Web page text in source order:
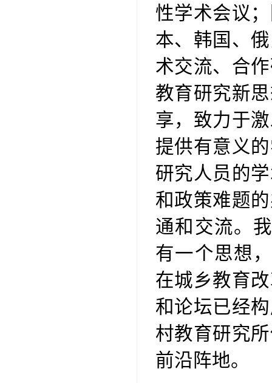
性学术会议
本、韩国、
术交流、合
教育研究新
享，致力于
提供有意义
研究人员的
和政策难题
通和交流。
有一个思想
在城乡教育
和论坛已经
村教育研究
前沿阵地。